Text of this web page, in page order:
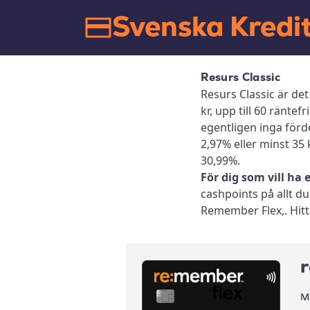
Svenska
Resurs Classic
Resurs Classic är
kr, upp till 60
egentligen inga
2,97% eller minst
30,99%.
För dig som vill
cashpoints på allt
Remember Flex,.